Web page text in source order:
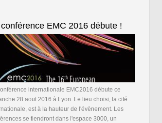
EMC 2016 débute !
internationale EMC2016 débute ce
28 aout 2016 à Lyon. Le lieu choisi, la cité
est à la hauteur de l'évènement. Les
se tiendront dans l'espace 3000, un